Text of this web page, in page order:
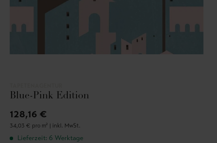
Blue-Pink Edition
128,16 €
34,03 € pro m² | inkl. MwSt.
Lieferzeit: 6 Werktage